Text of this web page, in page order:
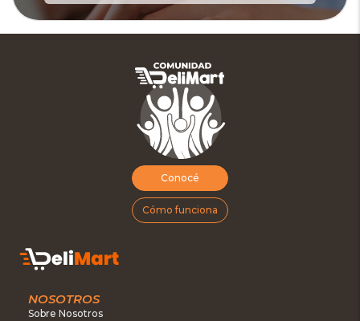
Conocé
Cómo funciona
NOSOTROS
Sobre Nosotros